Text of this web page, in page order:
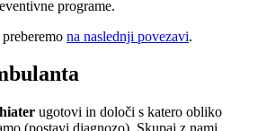
programe.
na naslednji povezavi.
ugotovi in določi s katero obliko